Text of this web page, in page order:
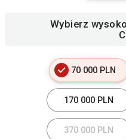
Wybierz
70 000 PLN
170 000 PLN
370 000 PLN